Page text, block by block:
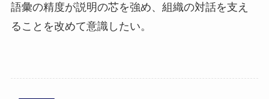
語彙の精度が説明の芯を強め、組織の対話を支え
ることを改めて意識したい。